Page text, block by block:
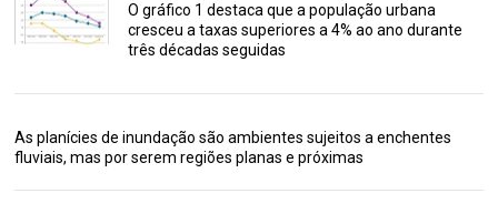
O gráfico 1 destaca que a população urbana
cresceu a taxas superiores a 4% ao ano durante
três décadas seguidas
As planícies de inundação são ambientes sujeitos a enchentes
fluviais, mas por serem regiões planas e próximas